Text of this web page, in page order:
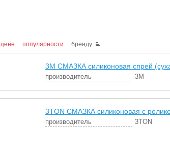
цене популярности бренду
3M СМАЗКА силиконовая спрей
производитель 3M
3TON СМАЗКА силиконовая с
производитель 3TON